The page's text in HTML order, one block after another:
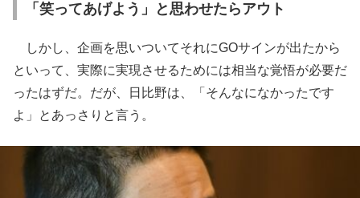
「笑ってあげよう」と思わせたらアウト
しかし、企画を思いついてそれにGOサインが出たから
といって、実際に実現させるためには相当な覚悟が必要だ
ったはずだ。だが、日比野は、「そんなになかったです
よ」とあっさりと言う。